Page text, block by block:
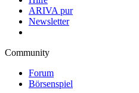
ARIVA pur
Newsletter
Community
Forum
Börsenspiel